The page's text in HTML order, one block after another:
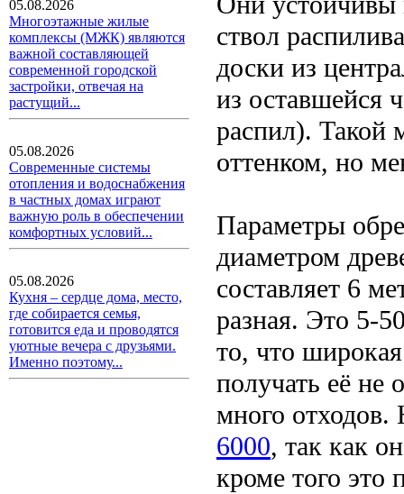
05.08.2026
Многоэтажные жилые
комплексы (МЖК) являются
важной составляющей
современной городской
застройки, отвечая на
растущий...
05.08.2026
Современные системы
отопления и водоснабжения
в частных домах играют
важную роль в обеспечении
комфортных условий...
05.08.2026
Кухня – сердце дома, место,
где собирается семья,
готовится еда и проводятся
уютные вечера с друзьями.
Именно поэтому...
ствол
доски из
из оставшейся
распил). Такой
оттенком, но
Параметры
диаметром
составляет 6
разная. Это 5-
то, что
получать её не
много отходов.
6000, так как
кроме того это